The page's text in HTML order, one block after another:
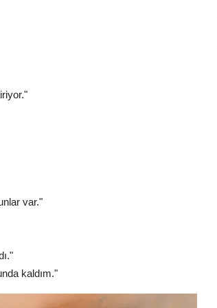
var."
kaldım."